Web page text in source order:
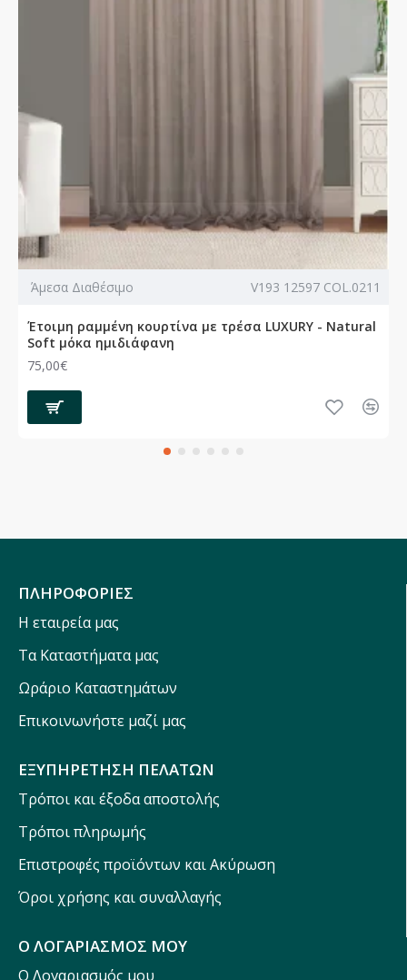
Άμεσα Διαθέσιμο V193 12597 COL.0211
Έτοιμη ραμμένη κουρτίνα με τρέσα LUXURY - Natural
Soft μόκα ημιδιάφανη
75,00€
ΠΛΗΡΟΦΟΡΙΕΣ
Η εταιρεία μας
Τα Καταστήματα μας
Ωράριο Καταστημάτων
Επικοινωνήστε μαζί μας
ΕΞΥΠΗΡΕΤΗΣΗ ΠΕΛΑΤΩΝ
Τρόποι και έξοδα αποστολής
Τρόποι πληρωμής
Επιστροφές προϊόντων και Ακύρωση
Όροι χρήσης και συναλλαγής
Ο ΛΟΓΑΡΙΑΣΜΟΣ ΜΟΥ
Ο Λογαριασμός μου